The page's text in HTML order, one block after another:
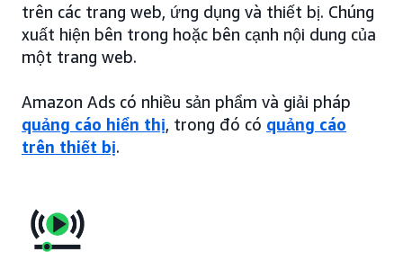
trên các trang web, ứng dụng và thiết bị. Chúng
xuất hiện bên trong hoặc bên cạnh nội dung của
một trang web.
Amazon Ads có nhiều sản phẩm và giải pháp
quảng cáo hiển thị, trong đó có quảng cáo
trên thiết bị.